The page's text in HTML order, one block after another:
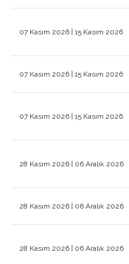
07 Kasım 2026 | 15 Kasım 2026
07 Kasım 2026 | 15 Kasım 2026
07 Kasım 2026 | 15 Kasım 2026
28 Kasım 2026 | 06 Aralık 2026
28 Kasım 2026 | 06 Aralık 2026
28 Kasım 2026 | 06 Aralık 2026